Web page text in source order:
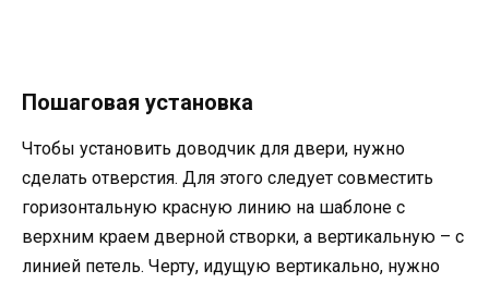
Пошаговая установка
Чтобы установить доводчик для двери, нужно
сделать отверстия. Для этого следует совместить
горизонтальную красную линию на шаблоне с
верхним краем дверной створки, а вертикальную – с
линией петель. Черту, идущую вертикально, нужно